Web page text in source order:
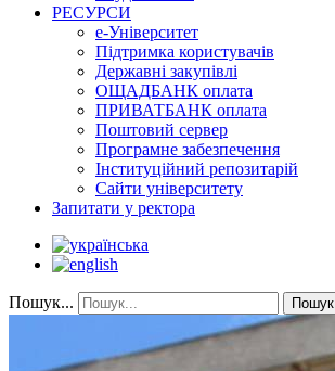
РЕСУРСИ
е-Університет
Підтримка користувачів
Державні закупівлі
ОЩАДБАНК оплата
ПРИВАТБАНК оплата
Поштовий сервер
Програмне забезпечення
Інституційний репозитарій
Сайти університету
Запитати у ректора
Пошук... Пошук